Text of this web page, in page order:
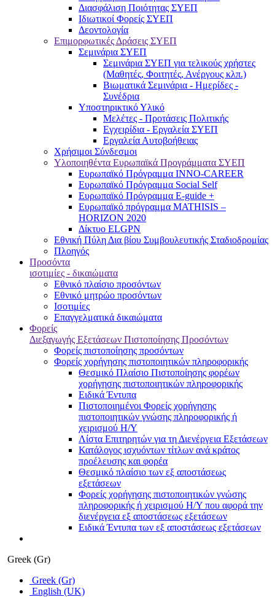
Διασφάλιση Ποιότητας ΣΥΕΠ
Ιδιωτικοί Φορείς ΣΥΕΠ
Δεοντολογία
Επιμορφωτικές Δράσεις ΣΥΕΠ
Σεμινάρια ΣΥΕΠ
Σεμινάρια ΣΥΕΠ για τελικούς χρήστες
(Μαθητές, Φοιτητές, Ανέργους κλπ.)
Βιωματικά Σεμινάρια - Ημερίδες -
Συνέδρια
Υποστηρικτικό Υλικό
Μελέτες - Προτάσεις Πολιτικής
Εγχειρίδια - Εργαλεία ΣΥΕΠ
Εργαλεία Αυτοβοήθειας
Χρήσιμοι Σύνδεσμοι
Υλοποιηθέντα Ευρωπαϊκά Προγράμματα ΣΥΕΠ
Ευρωπαϊκό Πρόγραμμα INNO-CAREER
Ευρωπαϊκό Πρόγραμμα Social Self
Ευρωπαϊκό Πρόγραμμα E-guide +
Ευρωπαϊκό πρόγραμμα MATHISIS –
HORIZON 2020
Δίκτυο ELGPN
Εθνική Πύλη Δια βίου Συμβουλευτικής Σταδιοδρομίας
Πλοηγός
Προσόντα
ισοτιμίες - δικαιώματα
Εθνικό πλαίσιο προσόντων
Εθνικό μητρώο προσόντων
Ισοτιμίες
Επαγγελματικά δικαιώματα
Φορείς
Διεξαγωγής Εξετάσεων Πιστοποίησης Προσόντων
Φορείς πιστοποίησης προσόντων
Φορείς χορήγησης πιστοποιητικών πληροφορικής
Θεσμικό Πλαίσιο Πιστοποίησης φορέων
χορήγησης πιστοποιητικών πληροφορικής
Ειδικά Έντυπα
Πιστοποιημένοι Φορείς χορήγησης
πιστοποιητικών γνώσης πληροφορικής ή
χειρισμού Η/Υ
Λίστα Επιτηρητών για τη Διενέργεια Εξετάσεων
Κατάλογος ισχυόντων τίτλων ανά κράτος
προέλευσης και φορέα
Θεσμικό πλαίσιο των εξ αποστάσεως
εξετάσεων
Φορείς χορήγησης πιστοποιητικών γνώσης
πληροφορικής ή χειρισμού Η/Υ που αφορά την
διενέργεια εξ αποστάσεως εξετάσεων
Ειδικά Έντυπα των εξ αποστάσεως εξετάσεων
Greek (Gr)
Greek (Gr)
English (UK)